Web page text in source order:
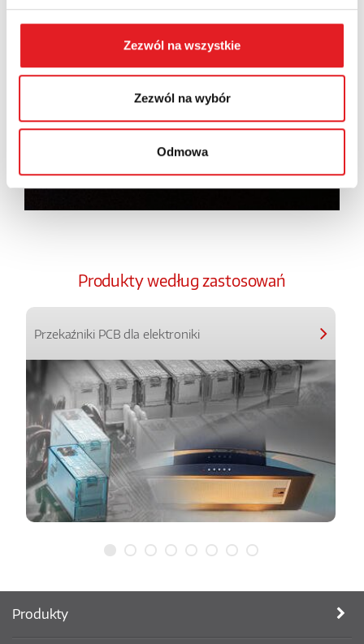
Zezwól na wszystkie
Zezwól na wybór
Odmowa
Zapoznałem z treściąPolityki Prywatności*
Produkty według zastosowań
Przekaźniki PCB dla elektroniki
Produkty